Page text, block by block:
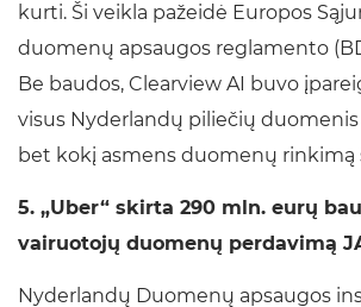
kurti. Ši veikla pažeidė Europos
duomenų apsaugos reglamento
Be baudos, Clearview AI buvo
visus Nyderlandų piliečių
bet kokį asmens duomenų rinkimą
5. „Uber“ skirta 290 mln. eurų
vairuotojų duomenų perdavimą
Nyderlandų Duomenų apsaugos